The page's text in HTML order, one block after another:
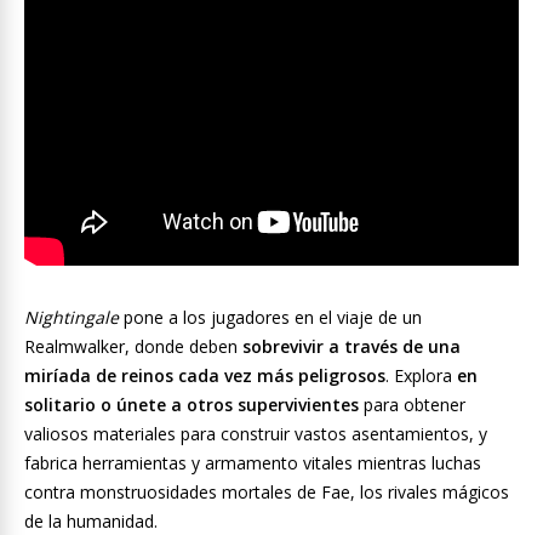
Nightingalepone a los jugadores en el viaje de un
Realmwalker, donde deben sobrevivir a través de una
miríada de reinos cada vez más peligrosos. Explora en
solitario o únete a otros supervivientes para obtener
valiosos materiales para construir vastos asentamientos, y
fabrica herramientas y armamento vitales mientras luchas
contra monstruosidades mortales de Fae, los rivales mágicos
de la humanidad.